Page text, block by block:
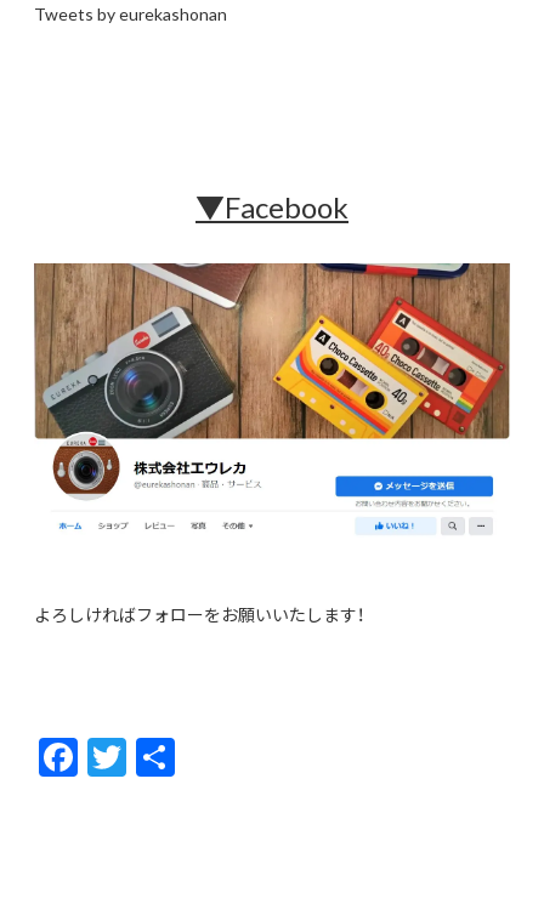
Tweets by eurekashonan
▼Facebook
よろしければフォローをお願いいたします！
F
ac
T
w